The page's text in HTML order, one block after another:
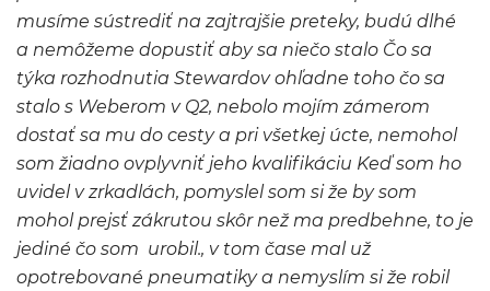
musíme sústrediť na zajtrajšie preteky, budú dlhé
a nemôžeme dopustiť aby sa niečo stalo Čo sa
týka rozhodnutia Stewardov ohľadne toho čo sa
stalo s Weberom v Q2, nebolo mojím zámerom
dostať sa mu do cesty a pri všetkej úcte, nemohol
som žiadno ovplyvniť jeho kvalifikáciu Keď som ho
uvidel v zrkadlách, pomyslel som si že by som
mohol prejsť zákrutou skôr než ma predbehne, to je
jediné čo som urobil., v tom čase mal už
opotrebované pneumatiky a nemyslím si že robil